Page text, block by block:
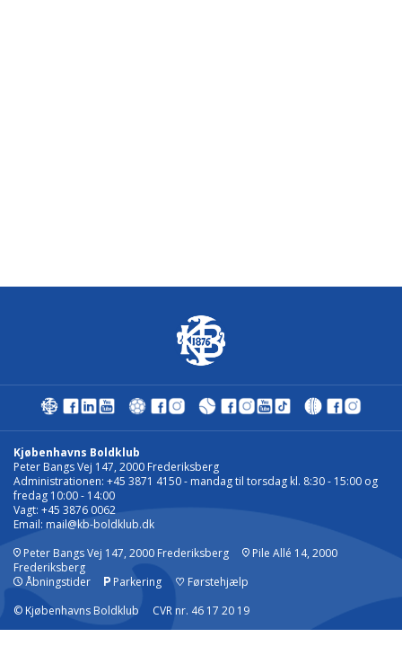
Kjøbenhavns Boldklub
Peter Bangs Vej 147, 2000 Frederiksberg
Administrationen: +45 3871 4150 - mandag til torsdag kl. 8:30 - 15:00 og
fredag 10:00 - 14:00
Vagt: +45 3876 0062
Email: mail@kb-boldklub.dk
Peter Bangs Vej 147, 2000 Frederiksberg
Pile Allé 14, 2000
Frederiksberg
Åbningstider
Parkering ♡ Førstehjælp
© Kjøbenhavns Boldklub CVR nr. 46 17 20 19